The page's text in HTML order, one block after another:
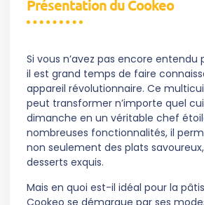
Présentation du Cookeo
Si vous n’avez pas encore entendu
il est grand temps de faire
appareil révolutionnaire. Ce
peut transformer n’importe quel
dimanche en un véritable chef
nombreuses fonctionnalités, il
non seulement des plats
desserts exquis.
Mais en quoi est-il idéal pour la
Cookeo se démarque par ses